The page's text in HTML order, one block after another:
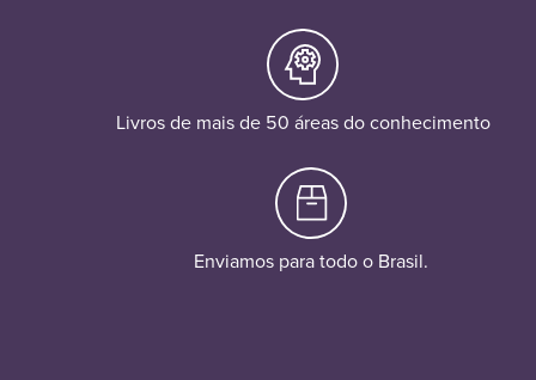
Livros de mais de 50 áreas do conhecimento
Enviamos para todo o Brasil.